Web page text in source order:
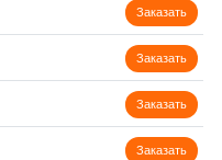
Заказать
Заказать
Заказать
Заказать